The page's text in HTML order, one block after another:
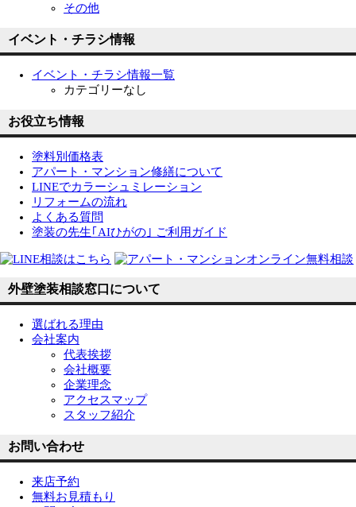
その他
イベント・チラシ情報
イベント・チラシ情報一覧
カテゴリーなし
お役立ち情報
塗料別価格表
アパート・マンション修繕について
LINEでカラーシュミレーション
リフォームの流れ
よくある質問
塗装の先生｢AIひがの｣ ご利用ガイド
外壁塗装相談窓口について
選ばれる理由
会社案内
代表挨拶
会社概要
企業理念
アクセスマップ
スタッフ紹介
お問い合わせ
来店予約
無料お見積もり